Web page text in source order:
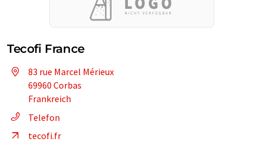
Tecofi France
83 rue Marcel Mérieux
69960 Corbas
Frankreich
Telefon
tecofi.fr